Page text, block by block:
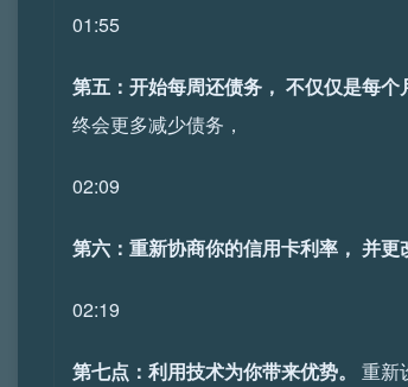
01:55
第五：开始每周还债务， 不仅仅是每个
终会更多减少债务，
02:09
第六：重新协商你的信用卡利率， 并更
02:19
第七点：利用技术为你带来优势。 重新